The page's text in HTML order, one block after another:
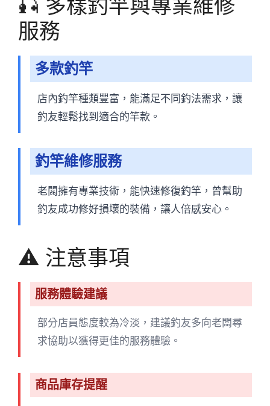
🎣 多樣釣竿與專業維修
服務
多款釣竿
店內釣竿種類豐富，能滿足不同釣法需求，讓
釣友輕鬆找到適合的竿款。
釣竿維修服務
老闆擁有專業技術，能快速修復釣竿，曾幫助
釣友成功修好損壞的裝備，讓人倍感安心。
⚠️ 注意事項
服務體驗建議
部分店員態度較為冷淡，建議釣友多向老闆尋
求協助以獲得更佳的服務體驗。
商品庫存提醒